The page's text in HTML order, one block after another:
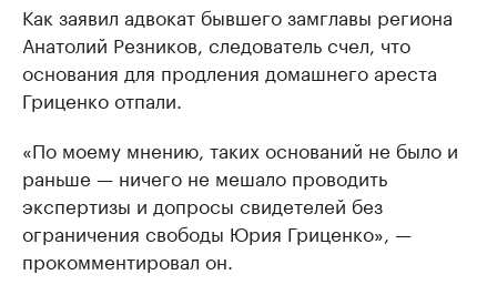
Как заявил адвокат бывшего замглавы региона
Анатолий Резников, следователь счел, что
основания для продления домашнего ареста ​
Гриценко отпали.
«По моему мнению, таких оснований не было и
раньше — ничего не мешало проводить
экспертизы и допросы свидетелей без
ограничения свободы Юрия Гриценко», —
прокомментировал он.